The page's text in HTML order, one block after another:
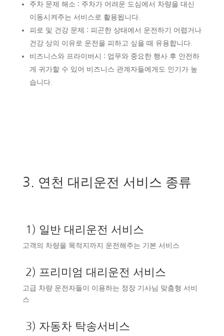
주차 문제 해소 : 주차가 어려운 도심에서 차량을 대신
이동시켜주는 서비스로 활용됩니다.
피로 및 건강 문제 : 피곤한 상태에서 운전하기 어렵거나
건강 상의 이유로 운전을 피하고 싶을 때 유용합니다.
비즈니스와 프라이버시 : 업무와 중요한 행사 후 안전하
게 귀가할 수 있어 비즈니스 관계자들에게도 인기가 높
습니다.
3. 연천 대리운전 서비스 종류
1) 일반 대리운전 서비스
고객의 차량을 목적지까지 운전해주는 기본 서비스
2) 프리미엄 대리운전 서비스
고급 차량 운전자들이 이용하는 정장 기사님 맞춤형 서비
스
3) 자동차 탁송서비스